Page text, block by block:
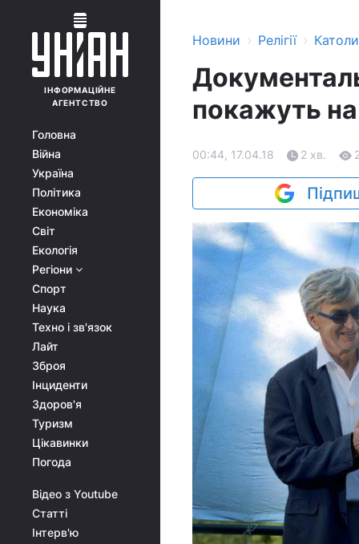
ІНФОРМАЦІЙНЕ
АГЕНТСТВО
Головна
Війна
Україна
Політика
Економіка
Світ
Екологія
Регіони
Спорт
Наука
Техно і зв'язок
Лайт
Зброя
Інциденти
Здоров'я
Туризм
Цікавинки
Погода
Відео з Youtube
Статті
Інтерв'ю
Новини › Релігії ›
покажуть
00:44, 17.04.18 2 хв.